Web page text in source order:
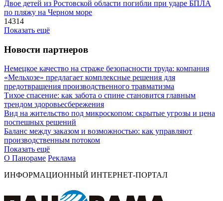
Двое детей из Ростовской области погибли при ударе БПЛА
по пляжу на Черном море
14314
Показать ещё
Новости партнеров
Немецкое качество на страже безопасности труда: компания
«Мельхозе» предлагает комплексные решения для
предотвращения производственного травматизма
Тихое спасение: как забота о спине становится главным
трендом здоровьесбережения
Вид на жительство под микроскопом: скрытые угрозы и цена
поспешных решений
Баланс между заказом и возможностью: как управляют
производственным потоком
Показать ещё
О Панораме Реклама
ИНФОРМАЦИОННЫЙ ИНТЕРНЕТ-ПОРТАЛ